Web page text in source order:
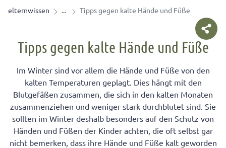
elternwissen Tipps gegen kalte Hände und Füße
Tipps gegen kalte Hände und Füße
Im Winter sind vor allem die Hände und Füße von den
kalten Temperaturen geplagt. Dies hängt mit den
Blutgefäßen zusammen, die sich in den kalten Monaten
zusammenziehen und weniger stark durchblutet sind. Sie
sollten im Winter deshalb besonders auf den Schutz von
Händen und Füßen der Kinder achten, die oft selbst gar
nicht bemerken, dass ihre Hände und Füße kalt geworden